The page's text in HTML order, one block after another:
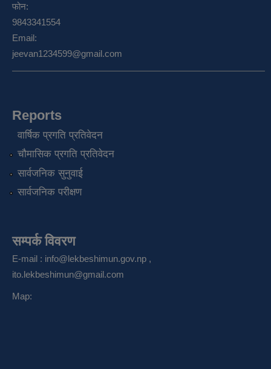
फोन:
9843341554
Email:
jeevan1234599@gmail.com
Reports
वार्षिक प्रगति प्रतिवेदन
चौमासिक प्रगति प्रतिवेदन
सार्वजनिक सुनुवाई
सार्वजनिक परीक्षण
सम्पर्क विवरण
E-mail : info@lekbeshimun.gov.np ,
ito.lekbeshimun@gmail.com
Map: